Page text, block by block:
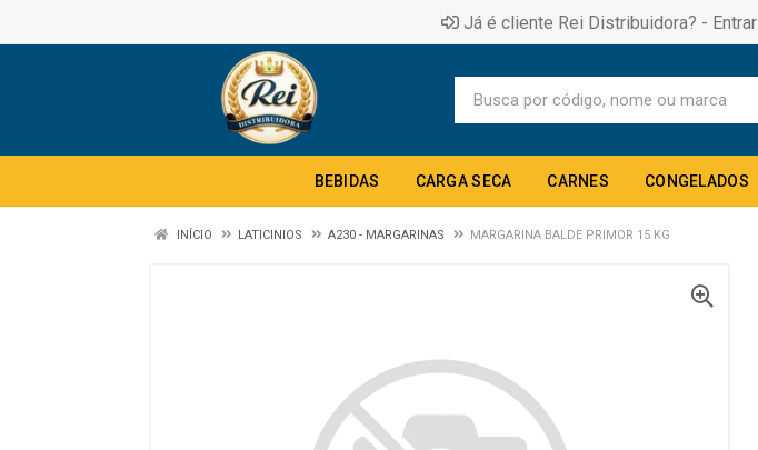
Já é cliente Rei Distribuidora? - Entrar
BEBIDAS CARGA SECA CARNES CONGELADOS
INÍCIO LATICINIOS A230 - MARGARINAS MARGARINA BALDE PRIMOR 15 KG